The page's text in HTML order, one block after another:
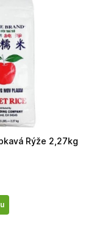
Rýže 2,27kg